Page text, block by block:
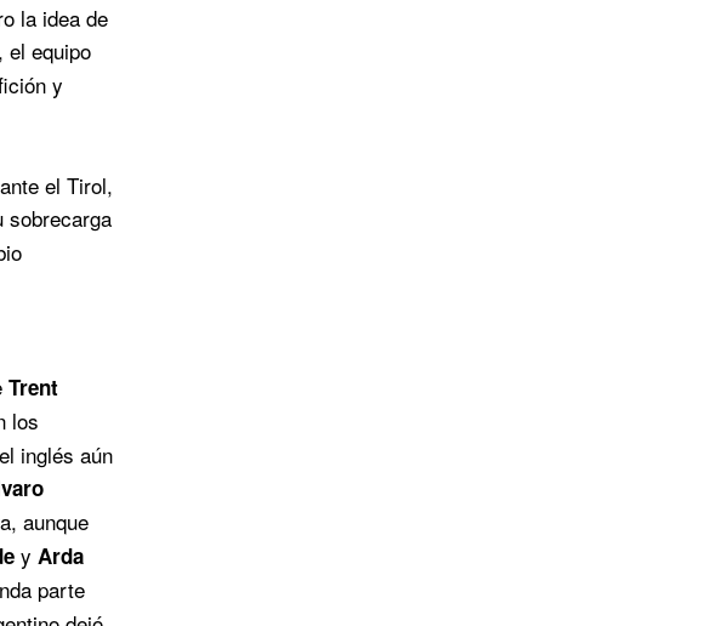
la idea de
el equipo
y
el Tirol,
sobrecarga
Trent
los
inglés aún
aunque
y Arda
parte